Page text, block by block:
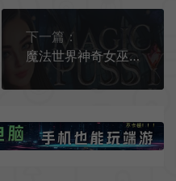
下一篇：
魔法世界神奇女巫2 / Magic Pussy Chapter 2 魔法世界约会模拟RPG游戏